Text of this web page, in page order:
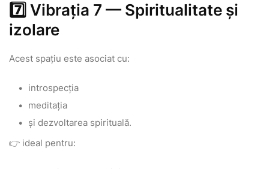
7️⃣ Vibrația 7 — Spiritualitate și
izolare
Acest spațiu este asociat cu:
introspecția
meditația
și dezvoltarea spirituală.
👉 ideal pentru: